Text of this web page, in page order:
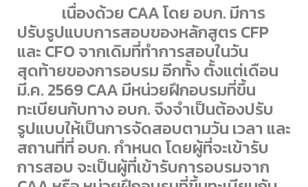
เนื่องด้วย CAA โดย อบก. มีการ
ปรับรูปแบบการสอบของหลักสูตร CFP
และ CFO จากเดิมที่ทำการสอบในวัน
สุดท้ายของการอบรม อีกทั้ง ตั้งแต่เดือน
มี.ค. 2569 CAA มีหน่วยฝึกอบรมที่ขึ้น
ทะเบียนกับทาง อบก. จึงจำเป็นต้องปรับ
รูปแบบให้เป็นการจัดสอบตามวัน เวลา และ
สถานที่ที่ อบก. กำหนด โดยผู้ที่จะเข้ารับ
การสอบ จะเป็นผู้ที่เข้ารับการอบรมจาก